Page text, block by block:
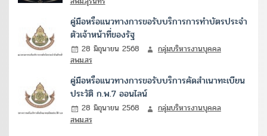
คู่มือหรือแนวทางการขอรับบริการการทำบัตรประจำ
ตัวเจ้าหน้าที่ของรัฐ
28 มิถุนายน 2568
กลุ่มบริหารงานบุคคล
สพม.สร
คู่มือหรือแนวทางการขอรับบริการคัดสำเนาทะเบียน
ประวัติ ก.พ.7 ออนไลน์
28 มิถุนายน 2568
กลุ่มบริหารงานบุคคล
สพม.สร